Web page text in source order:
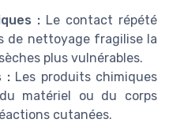
: Le contact répété
de nettoyage fragilise la
plus vulnérables.
:Les produits chimiques
matériel ou du corps
cutanées.